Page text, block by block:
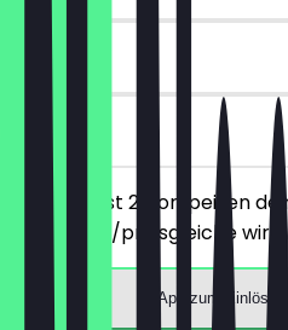
30 Tage
vor Ort
Du bestellst 2 Vorspeisen
günstigere/preisgleiche
App zum